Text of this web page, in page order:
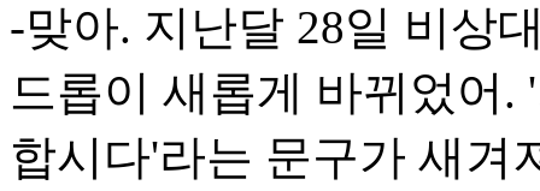
-맞아. 지난달 28일 비상
드롭이 새롭게 바뀌었어.
합시다'라는 문구가 새겨